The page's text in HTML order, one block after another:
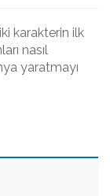
karakterin ilk
nasıl
yaratmayı